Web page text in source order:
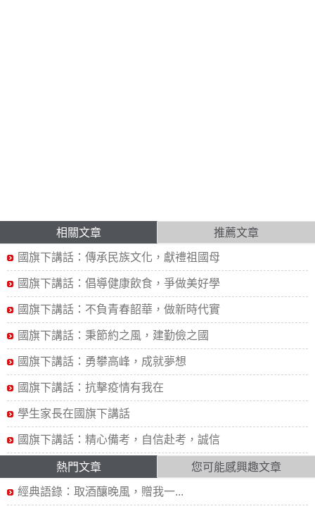
相關文章 推薦文章
國旗下講話：傳承民族文化，獻禮祖國母
國旗下講話：倡導健康飲食，爭做美好學
國旗下講話：不負青春韶華，做新時代實
國旗下講話：秉節約之風，建勤儉之國
國旗下講話：勇攀高峰，成就夢想
國旗下講話：抗擊疫情有我在
學生家長在國旗下講話
國旗下講話：精心備考，自信赴考，誠信
熱門文章 您可能感興趣文章
經典語錄：取酒釀晚風，贈我一...